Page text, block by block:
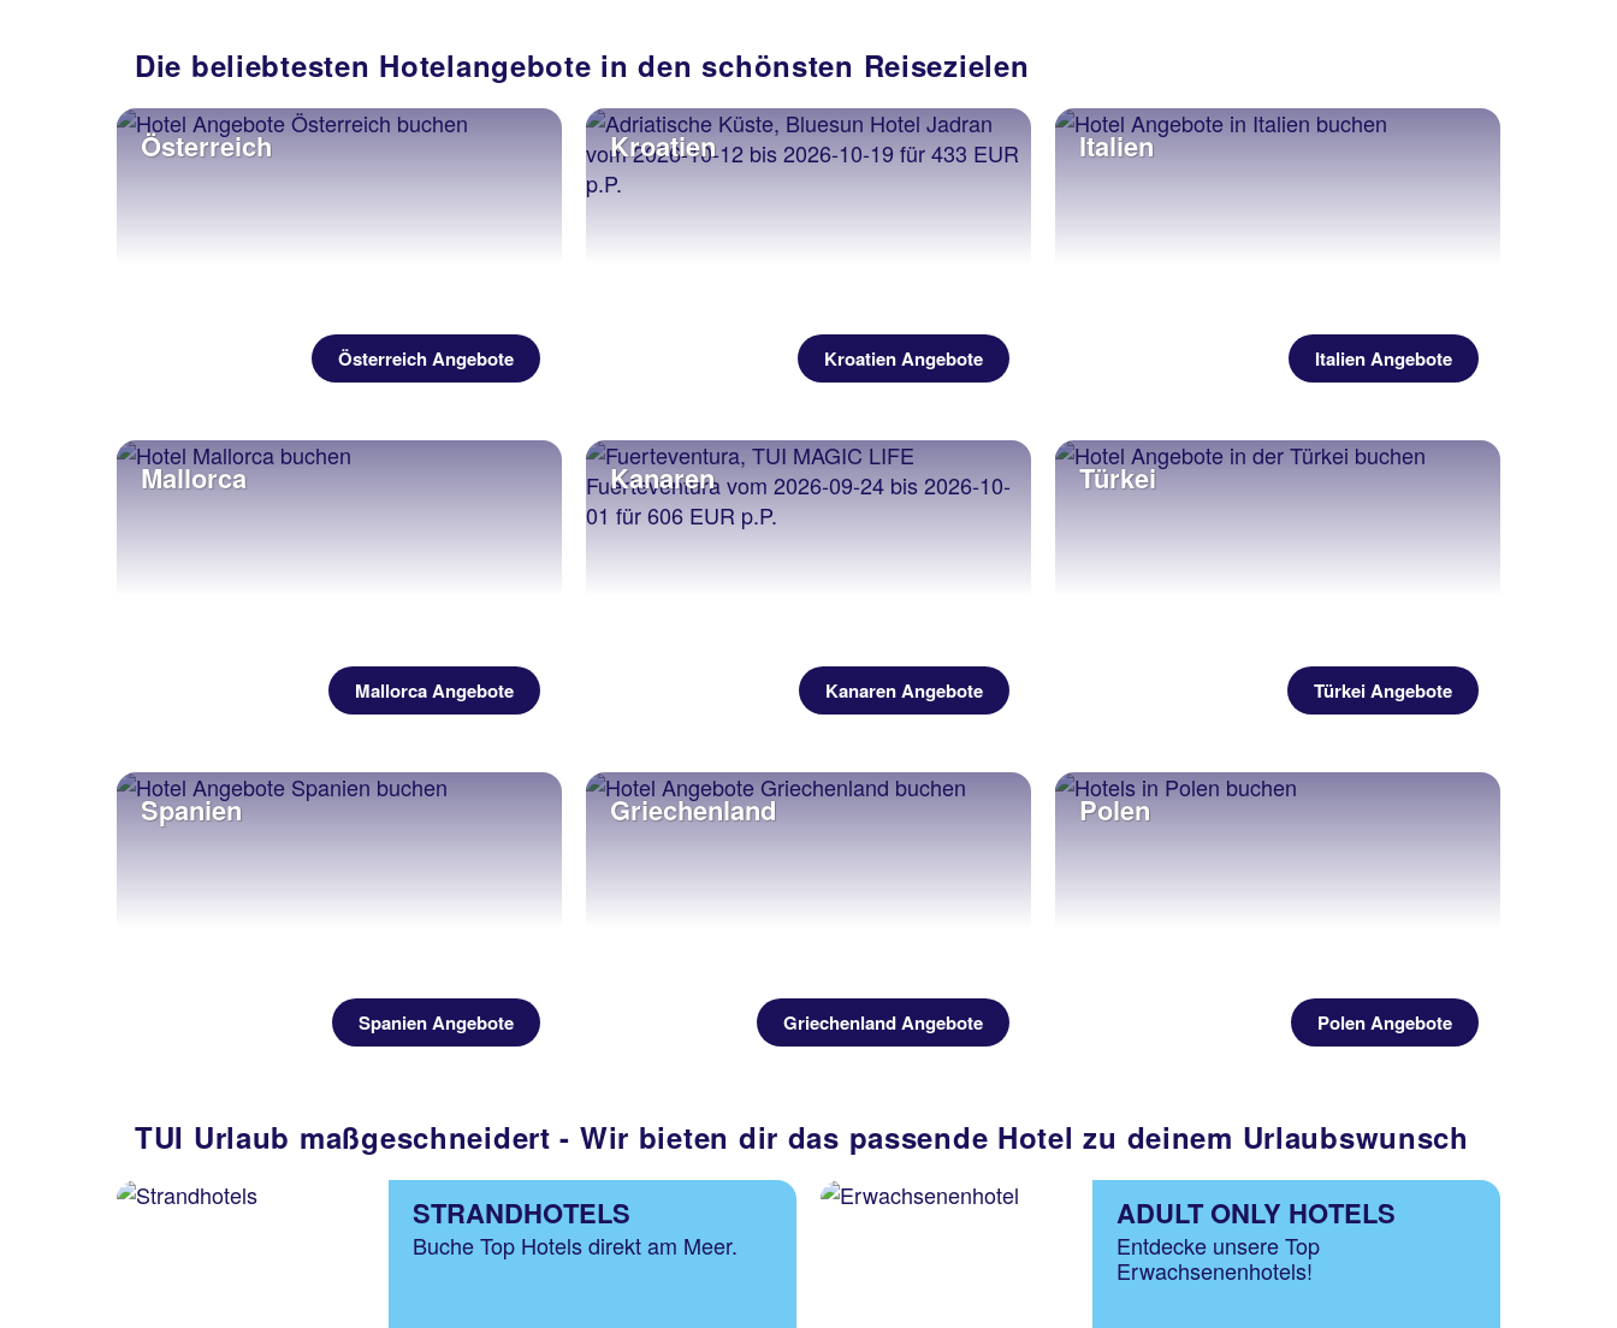
Die beliebtesten Hotelangebote in den schönsten Reisezielen
Österreich
Österreich Angebote
Kroatien
Kroatien Angebote
Italien
Italien Angebote
Mallorca
Mallorca Angebote
Kanaren
Kanaren Angebote
Türkei
Türkei Angebote
Spanien
Spanien Angebote
Griechenland
Griechenland Angebote
Polen
Polen Angebote
TUI Urlaub maßgeschneidert - Wir bieten dir das passende Hotel zu deinem Urlaubswunsch
STRANDHOTELS
Buche Top Hotels direkt am Meer.
ADULT ONLY HOTELS
Entdecke unsere Top
Erwachsenenhotels!